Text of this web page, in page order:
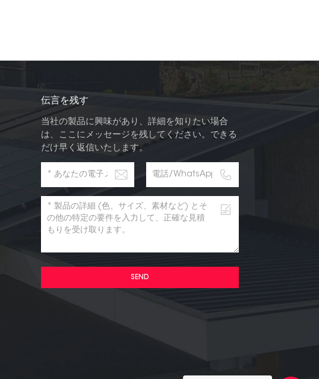
伝言を残す
当社の製品に興味があり、詳細を知りたい場合
は、ここにメッセージを残してください。できる
だけ早く返信いたします。
SEND